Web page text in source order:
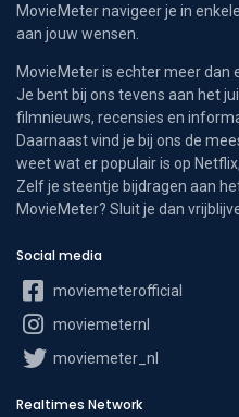
MovieMeter navigeer je in
aan jouw wensen.
MovieMeter is echter meer dan
Je bent bij ons tevens aan het
filmnieuws, recensies en
Daarnaast vind je bij ons de
weet wat er populair is op
Zelf je steentje bijdragen aan
MovieMeter? Sluit je dan
Social media
moviemeterofficial
moviemeternl
moviemeter_nl
Realtimes Network